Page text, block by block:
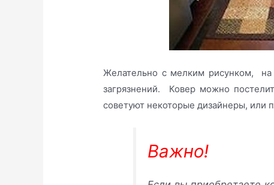
Желательно с мелким рисунком, на
загрязнений. Ковер можно
советуют некоторые дизайнеры, или
Важно!